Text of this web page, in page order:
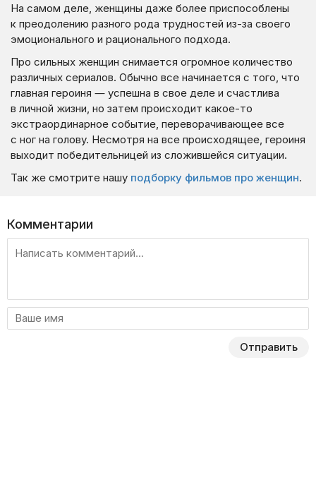
На самом деле, женщины даже более приспособлены
к преодолению разного рода трудностей из-за своего
эмоционального и рационального подхода.
Про сильных женщин снимается огромное количество
различных сериалов. Обычно все начинается с того, что
главная героиня — успешна в свое деле и счастлива
в личной жизни, но затем происходит какое-то
экстраординарное событие, переворачивающее все
с ног на голову. Несмотря на все происходящее, героиня
выходит победительницей из сложившейся ситуации.
Так же смотрите нашу подборку фильмов про женщин.
Комментарии
Отправить